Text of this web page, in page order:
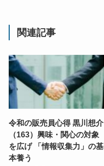
関連記事
令和の販売員心得 黒川想介
（163）興味・関心の対象
を広げ 「情報収集力」の基
本養う